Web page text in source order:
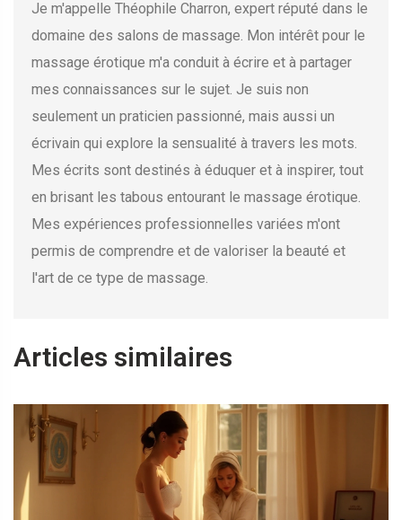
Je m'appelle Théophile Charron, expert réputé dans le
domaine des salons de massage. Mon intérêt pour le
massage érotique m'a conduit à écrire et à partager
mes connaissances sur le sujet. Je suis non
seulement un praticien passionné, mais aussi un
écrivain qui explore la sensualité à travers les mots.
Mes écrits sont destinés à éduquer et à inspirer, tout
en brisant les tabous entourant le massage érotique.
Mes expériences professionnelles variées m'ont
permis de comprendre et de valoriser la beauté et
l'art de ce type de massage.
Articles similaires